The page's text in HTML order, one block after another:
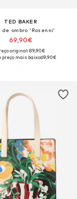
TED BAKER
de ombro 'Rosenni'
69,90€
original: 89,90€
preço mais baixo:69,90€